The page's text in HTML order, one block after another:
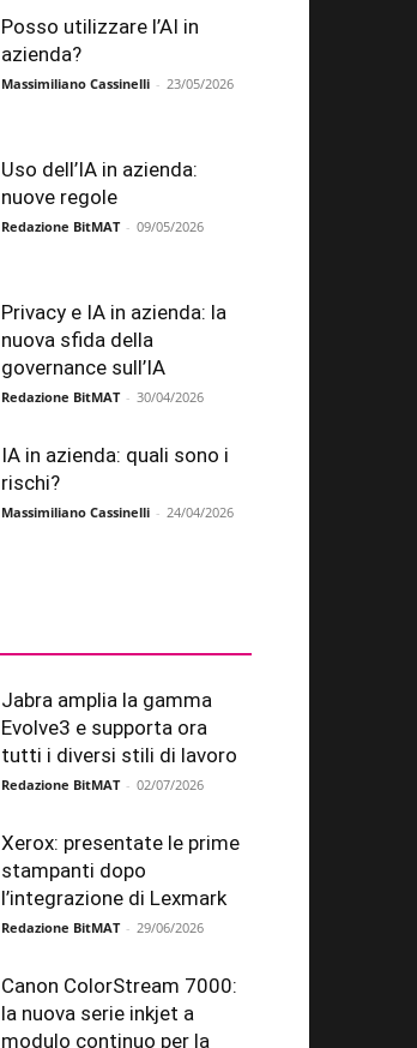
Posso utilizzare l’AI in
azienda?
Massimiliano Cassinelli - 23/05/2026
Uso dell’IA in azienda:
nuove regole
Redazione BitMAT - 09/05/2026
Privacy e IA in azienda: la
nuova sfida della
governance sull’IA
Redazione BitMAT - 30/04/2026
IA in azienda: quali sono i
rischi?
Massimiliano Cassinelli - 24/04/2026
Jabra amplia la gamma
Evolve3 e supporta ora
tutti i diversi stili di lavoro
Redazione BitMAT - 02/07/2026
Xerox: presentate le prime
stampanti dopo
l’integrazione di Lexmark
Redazione BitMAT - 29/06/2026
Canon ColorStream 7000:
la nuova serie inkjet a
modulo continuo per la